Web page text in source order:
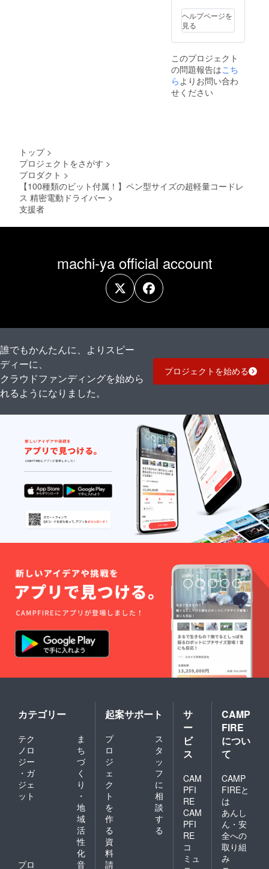
ヘルプページを
見る
このプロジェクト
の問題報告はこち
ら よりお問い合わ
せください
トップ >
プロジェクトをさがす >
プロダクト >
【100種類のビット付属！】ペン型サイズの超軽量コードレ
ス 精密電動ドライバー >
支援者
machi-ya official account
誰でもかんたんに、よりスピー
ディーに、
クラウドファンディングを始めら
れるようになりました。
プロジェクトを始める
カテゴリー
テク
ノロ
ジー
・ガ
ジェ
ット
ま
ち
づ
く
り
・
地
域
活
性
化
プロ
音
起案サポート
プ
ロ
ジ
ェ
ク
ト
を
作
る
ス
タ
ッ
フ
に
相
談
す
る
資
料
請
サ
ー
ビ
ス
CAM
PFI
RE
CAM
PFI
RE
コ
ミュ
CAMP
FIRE
につい
て
CAMP
FIREと
は
あんし
ん・安
全への
取り組
み